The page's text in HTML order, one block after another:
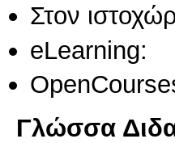
Στον
eLearning:
Γλώσσα